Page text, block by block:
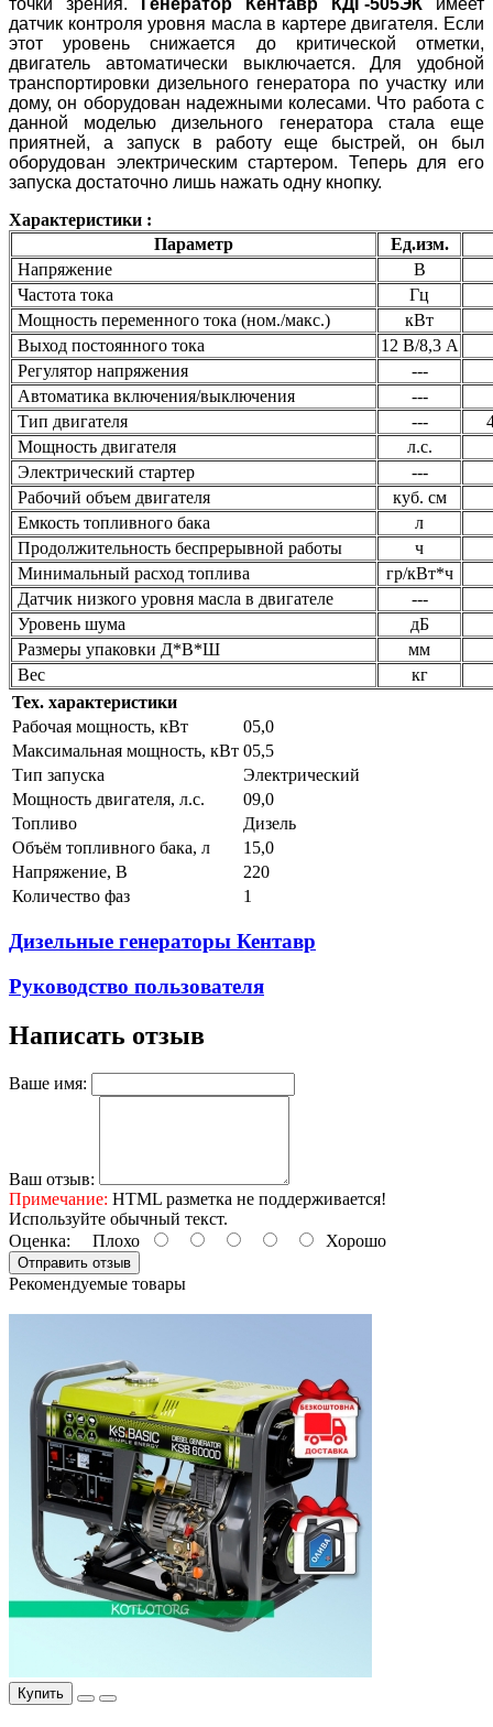
датчик контроля уровня масла в картере двигателя. Если
этот уровень снижается до критической отметки,
двигатель автоматически выключается. Для удобной
транспортировки дизельного генератора по участку или
дому, он оборудован надежными колесами. Что работа с
данной моделью дизельного генератора стала еще
приятней, а запуск в работу еще быстрей, он был
оборудован электрическим стартером. Теперь для его
запуска достаточно лишь нажать одну кнопку.
Характеристики :
Параметр
Ед.изм.
Напряжение
В
Частота тока
Гц
Мощность переменного тока (ном./макс.)
кВт
Выход постоянного тока
12 В/8,3 А
Регулятор напряжения
---
Автоматика включения/выключения
---
Тип двигателя
---
Мощность двигателя
л.с.
Электрический стартер
---
Рабочий объем двигателя
куб. см
Емкость топливного бака
л
Продолжительность беспрерывной работы
ч
Минимальный расход топлива
гр/кВт*ч
Датчик низкого уровня масла в двигателе
---
Уровень шума
дБ
Размеры упаковки Д*В*Ш
мм
Вес
кг
Тех. характеристики
Рабочая мощность, кВт
05,0
Максимальная мощность, кВт 05,5
Тип запуска
Электрический
Мощность двигателя, л.с.
09,0
Топливо
Дизель
Объём топливного бака, л
15,0
Напряжение, В
220
Количество фаз
1
Дизельные генераторы Кентавр
Руководство пользователя
Написать отзыв
Ваше имя:
Ваш отзыв:
Примечание: HTML разметка не поддерживается!
Используйте обычный текст.
Оценка: Плохо Хорошо
Отправить отзыв
Рекомендуемые товары
Купить